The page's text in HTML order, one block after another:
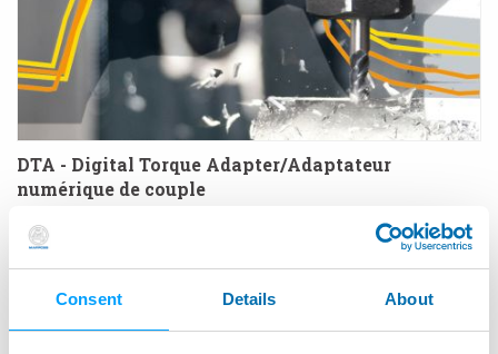
Consent Details About
DTA - Digital Torque Adapter/Adaptateur
numérique de couple